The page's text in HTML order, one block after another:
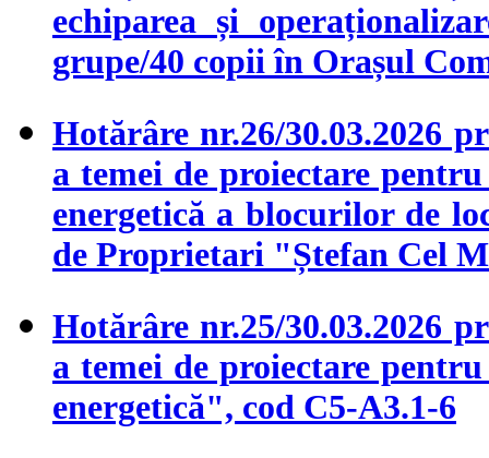
echiparea și
grupe/40 copii în Orașul
Hotărâre nr.26/30.03.2026
a temei de proiectare
energetică a blocurilor de
de Proprietari "Ștefan Cel
Hotărâre nr.25/30.03.2026
a temei de proiectare
energetică", cod C5-A3.1-6